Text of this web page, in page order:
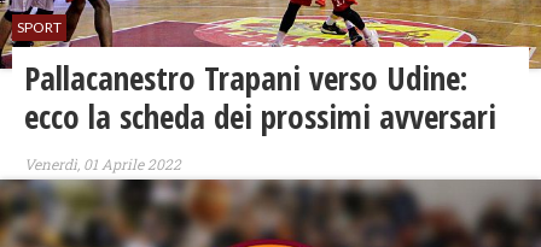
SPORT
Pallacanestro Trapani verso Udine:
ecco la scheda dei prossimi avversari
Venerdì, 01 Aprile 2022